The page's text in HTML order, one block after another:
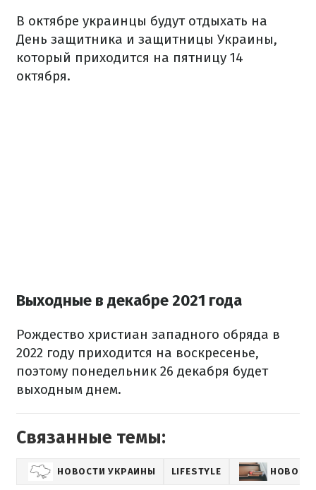
В октябре украинцы будут отдыхать на
День защитника и защитницы Украины,
который приходится на пятницу 14
октября.
Выходные в декабре 2021 года
Рождество христиан западного обряда в
2022 году приходится на воскресенье,
поэтому понедельник 26 декабря будет
выходным днем.
Связанные темы:
НОВОСТИ УКРАИНЫ LIFESTYLE